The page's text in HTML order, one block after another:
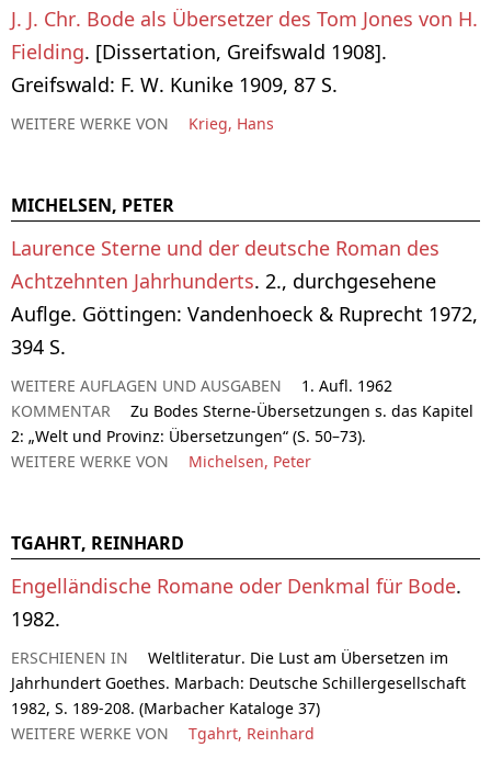
J. J. Chr. Bode als Übersetzer des Tom Jones von H.
Fielding. [Dissertation, Greifswald 1908].
Greifswald: F. W. Kunike 1909, 87 S.
WEITERE WERKE VON Krieg, Hans
MICHELSEN, PETER
Laurence Sterne und der deutsche Roman des
Achtzehnten Jahrhunderts. 2., durchgesehene
Auflge. Göttingen: Vandenhoeck & Ruprecht 1972,
394 S.
WEITERE AUFLAGEN UND AUSGABEN
1. Aufl. 1962
KOMMENTAR
Zu Bodes Sterne-Übersetzungen s. das Kapitel
2: „Welt und Provinz: Übersetzungen“ (S. 50–73).
WEITERE WERKE VON
Michelsen, Peter
TGAHRT, REINHARD
Engelländische Romane oder Denkmal für Bode.
1982.
ERSCHIENEN IN
Weltliteratur. Die Lust am Übersetzen im
Jahrhundert Goethes. Marbach: Deutsche Schillergesellschaft
1982, S. 189-208. (Marbacher Kataloge 37)
WEITERE WERKE VON
Tgahrt, Reinhard